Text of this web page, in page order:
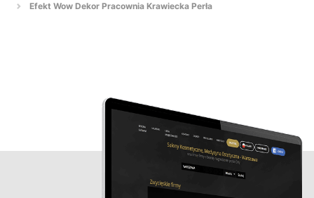
Efekt Wow Dekor Pracownia Krawiecka Perła